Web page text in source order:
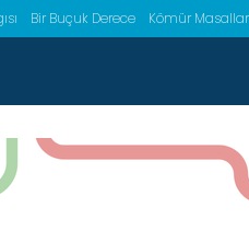
Bir Buçuk Derece Kömür